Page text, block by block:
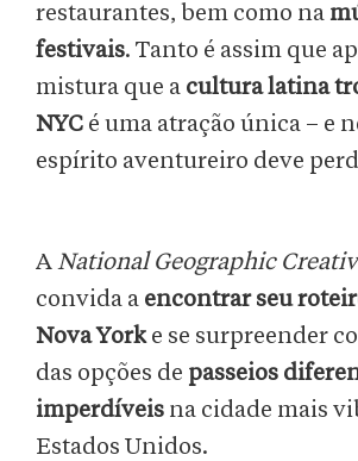
restaurantes, bem como na
festivais. Tanto é assim que
mistura que a cultura latina
NYC é uma atração única – e
espírito aventureiro deve
ANational Geographic
convida a encontrar seu
Nova Yorke se surpreender
das opções de passeios
imperdíveis na cidade mais
Estados Unidos.